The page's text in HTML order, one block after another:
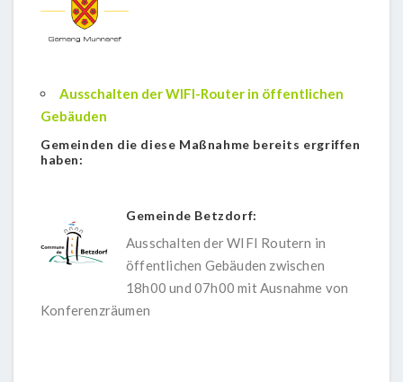
Ausschalten der WIFI-Router in öffentlichen
Gebäuden
Gemeinden die diese Maßnahme bereits ergriffen
haben:
Gemeinde Betzdorf:
Ausschalten der WIFI Routern in
öffentlichen Gebäuden zwischen
18h00 und 07h00 mit Ausnahme von
Konferenzräumen